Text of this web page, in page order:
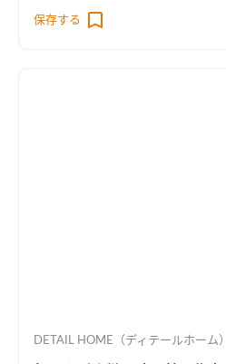
保存する
DETAIL HOME（ディテールホーム）